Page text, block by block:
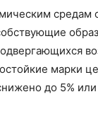
средам
марки
до 5%